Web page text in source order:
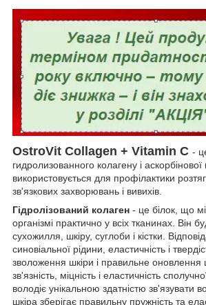
OstroVit Collagen + Vitamin C -
гидролизованного колагену і
використовується для профілактики
зв'язкових захворювань і вивихів.
Гідролізований колаген - це білок, що
організмі практично у всіх тканинах. Він
сухожилля, шкіру, суглоби і кістки.
синовіальної рідини, еластичність і
зволоження шкіри і правильне оновлення
зв'язність, міцність і еластичність
володіє унікальною здатністю зв'язувати
шкіра зберігає правильну пружність та